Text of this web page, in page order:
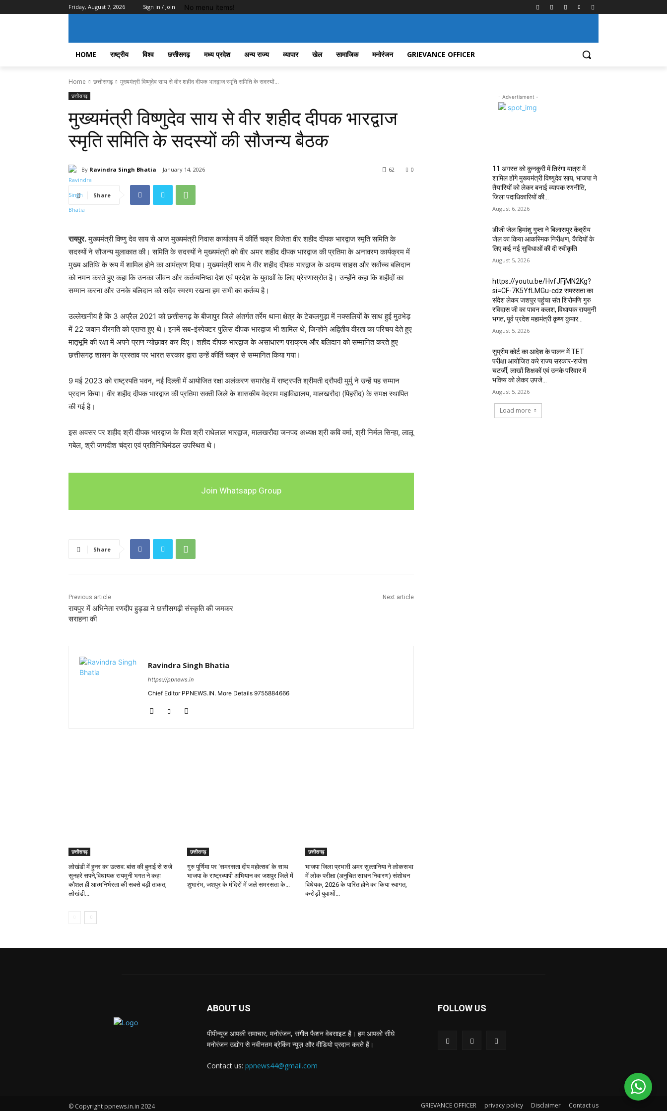
Friday, August 7, 2026 Sign in / Join No menu items!
HOME राष्ट्रीय विश्व छत्तीसगढ़ मध्य प्रदेश अन्य राज्य व्यापार खेल सामाजिक मनोरंजन GRIEVANCE OFFICER
Home छत्तीसगढ़ मुख्यमंत्री विष्णुदेव साय से वीर शहीद दीपक भारद्वाज स्मृति समिति के सदस्यों...
छत्तीसगढ़
मुख्यमंत्री विष्णुदेव साय से वीर शहीद दीपक भारद्वाज
स्मृति समिति के सदस्यों की सौजन्य बैठक
By Ravindra Singh Bhatia January 14, 2026 0
62
Share
रायपुर.मुख्यमंत्री विष्णु देव साय से आज मुख्यमंत्री निवास कार्यालय में कीर्ति चक्र विजेता वीर शहीद दीपक भारद्वाज स्मृति समिति के
सदस्यों ने सौजन्य मुलाकात की। समिति के सदस्यों ने मुख्यमंत्री को वीर अमर शहीद दीपक भारद्वाज की प्रतिमा के अनावरण कार्यक्रम में
मुख्य अतिथि के रूप में शामिल होने का आमंत्रण दिया। मुख्यमंत्री साय ने वीर शहीद दीपक भारद्वाज के अदम्य साहस और सर्वोच्च बलिदान
को नमन करते हुए कहा कि उनका जीवन और कर्तव्यनिष्ठा देश एवं प्रदेश के युवाओं के लिए प्रेरणास्रोत है। उन्होंने कहा कि शहीदों का
सम्मान करना और उनके बलिदान को सदैव स्मरण रखना हम सभी का कर्तव्य है।
उल्लेखनीय है कि 3 अप्रैल 2021 को छत्तीसगढ़ के बीजापुर जिले अंतर्गत तर्रेम थाना क्षेत्र के टेकलगुड़ा में नक्सलियों के साथ हुई मुठभेड़
में 22 जवान वीरगति को प्राप्त हुए थे। इनमें सब-इंस्पेक्टर पुलिस दीपक भारद्वाज भी शामिल थे, जिन्होंने अद्वितीय वीरता का परिचय देते हुए
मातृभूमि की रक्षा में अपने प्राण न्योछावर कर दिए। शहीद दीपक भारद्वाज के असाधारण पराक्रम और बलिदान को सम्मानित करते हुए
छत्तीसगढ़ शासन के प्रस्ताव पर भारत सरकार द्वारा उन्हें कीर्ति चक्र से सम्मानित किया गया।
9 मई 2023 को राष्ट्रपति भवन, नई दिल्ली में आयोजित रक्षा अलंकरण समारोह में राष्ट्रपति श्रीमती द्रौपदी मुर्मु ने उन्हें यह सम्मान
प्रदान किया। वीर शहीद दीपक भारद्वाज की प्रतिमा सक्ती जिले के शासकीय वेदराम महाविद्यालय, मालखरौदा (पिहरीद) के समक्ष स्थापित
की गई है।
इस अवसर पर शहीद श्री दीपक भारद्वाज के पिता श्री राधेलाल भारद्वाज, मालखरौदा जनपद अध्यक्ष श्री कवि वर्मा, श्री निर्मल सिन्हा, लालू
गबेल, श्री जगदीश चंद्रा एवं प्रतिनिधिमंडल उपस्थित थे।
Join Whatsapp Group
Share
Previous article
रायपुर में अभिनेता रणदीप हुड्डा ने छत्तीसगढ़ी संस्कृति की जमकर
सराहना की
Next article
Ravindra Singh Bhatia
https://ppnews.in
Chief Editor PPNEWS.IN. More Details 9755884666
छत्तीसगढ़
लोखंडी में हुनर का उत्सव: बांस की बुनाई से सजे
सुनहरे सपने,विधायक रायमुनी भगत ने कहा
कौशल ही आत्मनिर्भरता की सबसे बड़ी ताकत,
लोखंडी...
छत्तीसगढ़
गुरु पूर्णिमा पर ‘समरसता दीप महोत्सव’ के साथ
भाजपा के राष्ट्रव्यापी अभियान का जशपुर जिले में
शुभारंभ, जशपुर के मंदिरों में जले समरसता के...
छत्तीसगढ़
भाजपा जिला प्रभारी अमर सुल्तानिया ने लोकसभा
में लोक परीक्षा (अनुचित साधन निवारण) संशोधन
विधेयक, 2026 के पारित होने का किया स्वागत,
करोड़ों युवाओं...
- Advertisment -
11 अगस्त को कुनकुरी में तिरंगा यात्रा में
शामिल होंगे मुख्यमंत्री विष्णुदेव साय, भाजपा ने
तैयारियों को लेकर बनाई व्यापक रणनीति,
जिला पदाधिकारियों की...
August 6, 2026
डीजी जेल हिमांशु गुप्ता ने बिलासपुर केंद्रीय
जेल का किया आकस्मिक निरीक्षण, कैदियों के
लिए कई नई सुविधाओं की दी स्वीकृति
August 5, 2026
https://youtu.be/HvfJFjMN2Kg?
si=CF-7K5YfLMGu-cdz समरसता का
संदेश लेकर जशपुर पहुंचा संत शिरोमणि गुरु
रविदास जी का पावन कलश, विधायक रायमुनी
भगत, पूर्व प्रदेश महामंत्री कृष्ण कुमार...
August 5, 2026
सुप्रीम कोर्ट का आदेश के पालन में TET
परीक्षा आयोजित करे राज्य सरकार-राजेश
चटर्जी, लाखों शिक्षकों एवं उनके परिवार में
भविष्य को लेकर उपजे...
August 5, 2026
Load more
ABOUT US
पीपीन्यूज आपकी समाचार, मनोरंजन, संगीत फैशन वेबसाइट है। हम आपको सीधे
मनोरंजन उद्योग से नवीनतम ब्रेकिंग न्यूज़ और वीडियो प्रदान करते हैं।
Contact us: ppnews44@gmail.com
FOLLOW US
© Copyright ppnews.in.in 2024 GRIEVANCE OFFICER privacy policy Disclaimer Contact us